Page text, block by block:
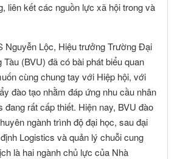
liên kết các nguồn lực xã hội trong và
Nguyễn Lộc, Hiệu trưởng Trường Đại
Tàu (BVU) đã có bài phát biểu quan
cùng chung tay với Hiệp hội, với
đào tạo nhằm đáp ứng nhu cầu nhân
đang rất cấp thiết. Hiện nay, BVU đào
ngành trình độ đại học, sau đại
Logistics và quản lý chuỗi cung
là hai ngành chủ lực của Nhà